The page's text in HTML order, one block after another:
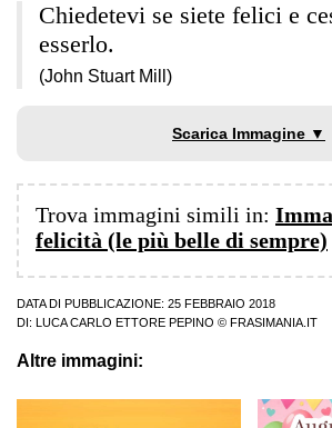
Chiedetevi se siete felici e
esserlo.
(John Stuart Mill)
Scarica Immagine ▼
Trova immagini simili in:
felicità (le più belle di sempre)
DATA DI PUBBLICAZIONE: 25 FEBBRAIO 2018
DI:
LUCA CARLO ETTORE PEPINO © FRASIMANIA.IT
Altre immagini: